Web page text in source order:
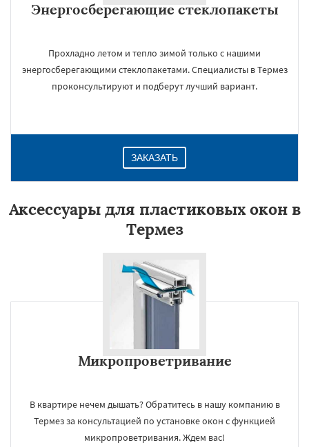
Энергосберегающие стеклопакеты
Прохладно летом и тепло зимой только с нашими
энергосберегающими стеклопакетами. Специалисты в Термез
проконсультируют и подберут лучший вариант.
ЗАКАЗАТЬ
Аксессуары для пластиковых окон в
Термез
Микропроветривание
В квартире нечем дышать? Обратитесь в нашу компанию в
Термез за консультацией по установке окон с функцией
микропроветривания. Ждем вас!